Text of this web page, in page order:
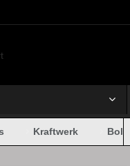
Kraftwerk Bob